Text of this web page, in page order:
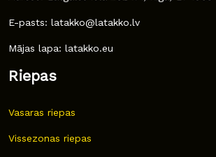
E-pasts: latakko@latakko.lv
Mājas lapa: latakko.eu
Riepas
Vasaras riepas
Vissezonas riepas